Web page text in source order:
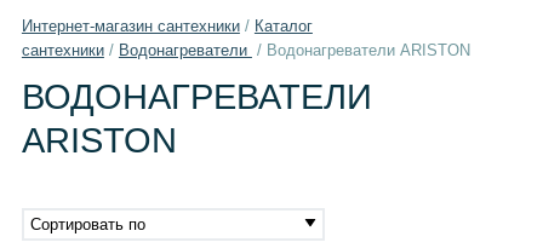
Интернет-магазин сантехники/ Каталог
сантехники/ Водонагреватели / Водонагреватели ARISTON
ВОДОНАГРЕВАТЕЛИ
ARISTON
Сортировать по